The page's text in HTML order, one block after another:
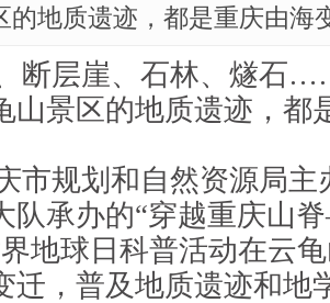
的地质遗迹，都是重庆由海
断层崖、石林、燧石
山景区的地质遗迹，都
市规划和自然资源局
队承办的“穿越重庆山
地球日科普活动在云
迁，普及地质遗迹和地